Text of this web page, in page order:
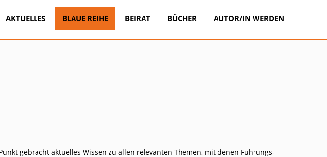
Inhalt
springen
AKTUELLES BLAUE REIHE BEIRAT BÜCHER AUTOR/IN WERDEN
gebracht aktuelles Wissen zu allen relevanten Themen, mit denen Führungs-